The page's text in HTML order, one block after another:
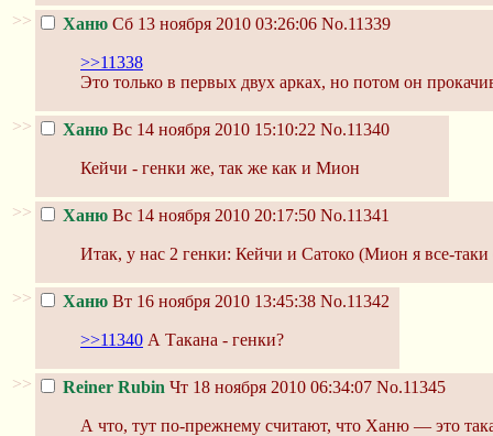
>> Ханю Сб 13 ноября 2010 03:26:06 No.11339
>>11338
Это только в первых двух арках, но потом он
>> Ханю Вс 14 ноября 2010 15:10:22 No.11340
Кейчи - генки же, так же как и Мион
>> Ханю Вс 14 ноября 2010 20:17:50 No.11341
Итак, у нас 2 генки: Кейчи и Сатоко (Мион я все-
>> Ханю Вт 16 ноября 2010 13:45:38 No.11342
>>11340 А Такана - генки?
>> Reiner Rubin Чт 18 ноября 2010 06:34:07 No.11345
А что, тут по-прежнему считают, что Ханю — это